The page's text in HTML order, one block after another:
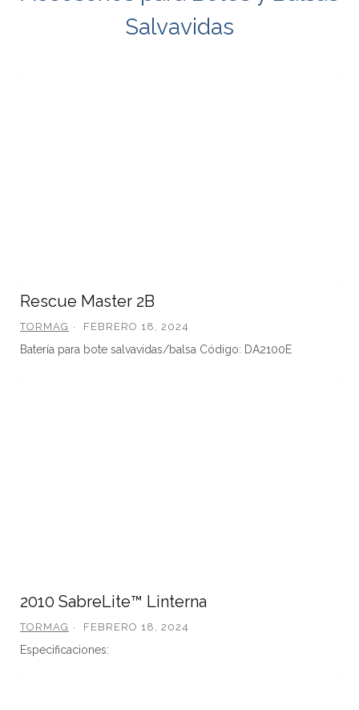
Salvavidas
Rescue Master 2B
TORMAG FEBRERO 18, 2024
Batería para bote salvavidas/balsa Código: DA2100E
2010 SabreLite™ Linterna
TORMAG FEBRERO 18, 2024
Especificaciones: